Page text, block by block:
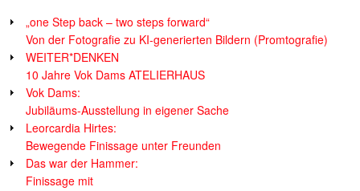
„one Step back – two steps forward“
Von der Fotografie zu KI-generierten Bildern (Promtografie)
WEITER*DENKEN
10 Jahre Vok Dams ATELIERHAUS
Vok Dams:
Jubiläums-Ausstellung in eigener Sache
Leorcardia Hirtes:
Bewegende Finissage unter Freunden
Das war der Hammer:
Finissage mit